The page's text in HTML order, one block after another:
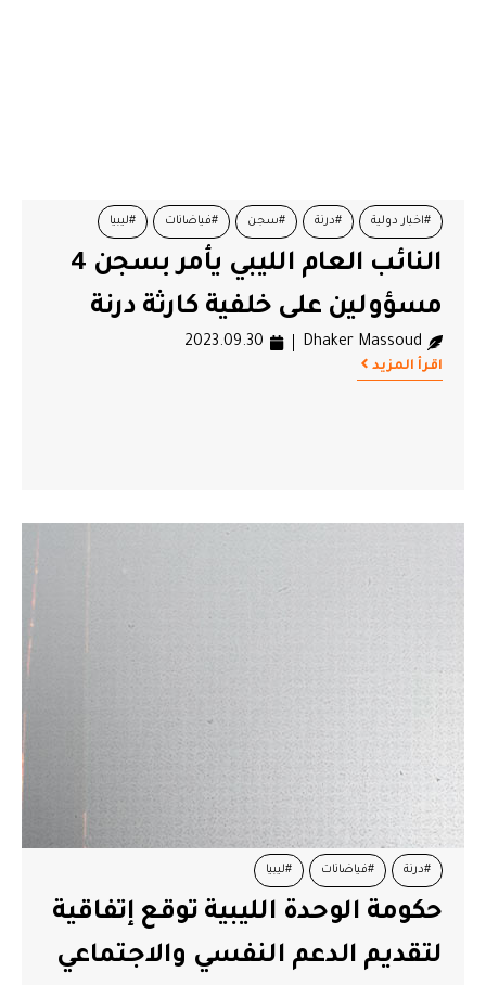
#اخبار دولية #درنة #سجن #فياضانات #ليبيا
النائب العام الليبي يأمر بسجن 4
مسؤولين على خلفية كارثة درنة
Dhaker Massoud
2023.09.30
اقرأ المزيد
#درنة #فياضانات #ليبيا
حكومة الوحدة الليبية توقع إتفاقية
لتقديم الدعم النفسي والاجتماعي